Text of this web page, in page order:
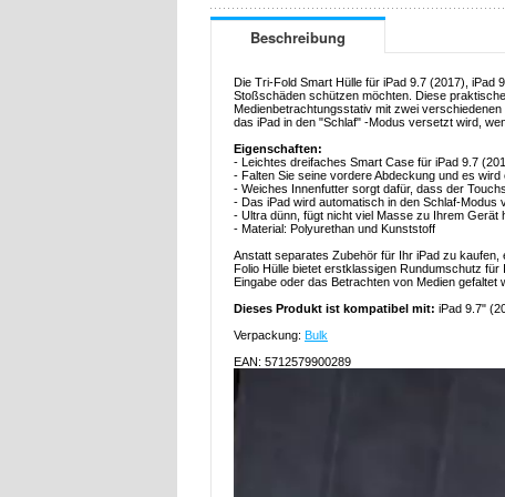
Beschreibung
Die Tri-Fold Smart Hülle für iPad 9.7 (2017),
Stoßschäden schützen möchten. Diese
Medienbetrachtungsstativ mit zwei
das iPad in den "Schlaf" -Modus versetzt wird,
Eigenschaften:
- Leichtes dreifaches Smart Case für iPad 9.7
- Falten Sie seine vordere Abdeckung und es
- Weiches Innenfutter sorgt dafür, dass der
- Das iPad wird automatisch in den Schlaf-
- Ultra dünn, fügt nicht viel Masse zu Ihrem Gerät
- Material: Polyurethan und Kunststoff
Anstatt separates Zubehör für Ihr iPad zu kaufen,
Folio Hülle bietet erstklassigen Rundumschutz
Eingabe oder das Betrachten von Medien gefaltet
Dieses Produkt ist kompatibel mit: iPad 9.7"
Verpackung: Bulk
EAN: 5712579900289